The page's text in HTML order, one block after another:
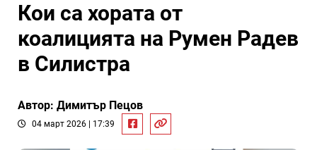
Кои са хората от
коалицията на Румен Радев
в Силистра
Автор: Димитър Пецов
04 март 2026 | 17:39